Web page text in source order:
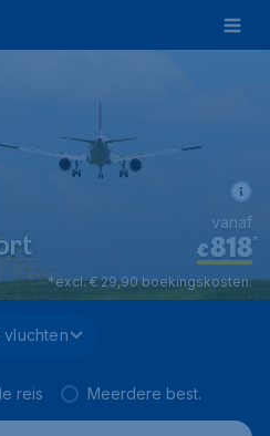
€818*
vanaf
*excl. € 29,90 boekingskosten.
vluchten
reis Meerdere best.